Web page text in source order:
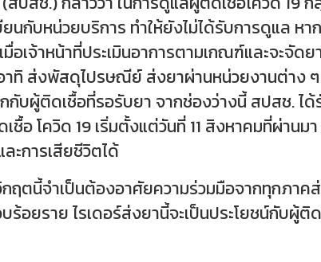
กับหน่วยบริการ ทำให้ยังไม่ได้รับการดูแล หา
เจ้าหน้าที่ประเมินอาการตามเกณฑ์และจะจัดย
าทิ ส่งพัสดุไปรษณีย์ ส่งยาผ่านหน่วยงานต่าง
กับผู้ติดเชื้อที่รอรับยา จากช่องว่างนี้ สปสช. ไ
อ โควิด 19 เริ่มตั้งแต่วันที่ 11 สิงหาคมที่ผ่านม
ะการเสียชีวิตได้
ตนี้จำเป็นต้องอาศัยความร่วมมือจากทุกภาค
อยราย ไรเดอร์ส่งยานี้จะเป็นประโยชน์กับผู้ติ